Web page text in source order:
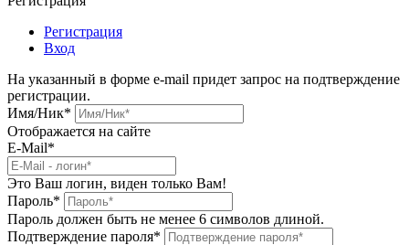
Регистрация
Вход
На указанный в форме e-mail придет запрос на подтверждение
регистрации.
Имя/Ник*
Отображается на сайте
E-Mail*
Это Ваш логин, виден только Вам!
Пароль*
Пароль должен быть не менее 6 символов длиной.
Подтверждение пароля*